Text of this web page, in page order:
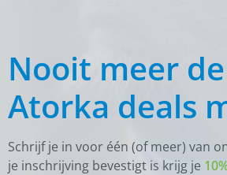
Nooit meer
Atorka deals
Schrijf je in voor één (of meer) van
je inschrijving bevestigt is krijg je